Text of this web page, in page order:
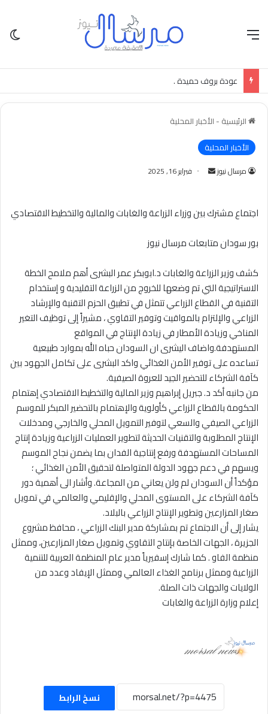
القائمة
عودة بروف حميدة .
الرئيسية - الأخبار المحلية
الأخبار المحلية
مرسال نيوز
أرسل فبراير 16, 2025
اجتماع مشترك بين وزراء الزراعة والغابات والمالية والتخطيط الاقتصادي
بور سودان متابعات مرسال نيوز
كشف وزير الزراعة والغابات د.ابوبكر عمر البشرى أهم ملامح الخطة
الاستراتيجية التي تم وضعها للخروج من الزراعة التقليدية و إستخدام
التقنية في القطاع الزراعي تتمثل في تطبيق الحزم التقنية والإرشاد
الزراعي والإلتزام بالمواقيت وتوفير التقاوي ، مشيراً إلى توظيف التغير
المناخي وزيادة الأمطار في زيادة الإنتاج في المواقع
المستهدفة.واضاف اليشرى ان السودان حباه الله بموارد طبيعية
تساعده على توفير الأمن الغذائي واكد البشرى على تكامل الجهود بين
كآفة الشركاء للتحضير الجيد للعروة الصيفية.
من جانبه أكد د. جبريل إبراهيم وزير المالية والتخطيط الاقتصادي إهتمام
الحكومة بالقطاع الزراعي كأولوية والإهتمام بالتحضير المبكر للموسم
الزراعي الصيفي والسعي لتوفير التمويل المحلي والخارجي ومدخلات
الإنتاج المطلوبة والتقنيات الحديثة لتطوير العمليات الزراعية وزيادة إنتاج
المساحات المستهدفة ورفع إنتاجية الفدان بما يضمن نجاح الموسم
ويسهم في دعم جهود الدولة المتواصلة لتحقيق الأمن الغذائي ؛
مؤكداً أن السودان لم ولن يعاني من المجاعة. وأشار الى أهمية دور
كآفة الشركاء على المستوى المحلي والإقليمي والعالمي في تمويل
صغار المزارعين وتطوير الإنتاج الزراعي بالبلاد.
يشار إلى أن الاجتماع تم بمشاركة مدير البنك الزراعي ، محافظ مشروع
الجزيرة ، الجهات الخاصة بإنتاج التقاوي وتمويل صغار المزارعين، وممثل
منظمة الفاو . كما شارك إسفيرياً مدير عام المنظمة العربية للتنمية
الزراعية وممثل برنامج الغذاء العالمي وممثل الإيفاد وعدد من
الولايات والجهات ذات الصلة.
إعلام وزارة الزراعة والغابات
نسخ الرابط